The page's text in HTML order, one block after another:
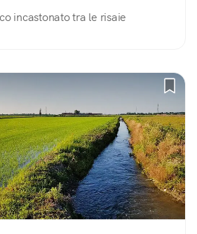
incastonato tra le risaie